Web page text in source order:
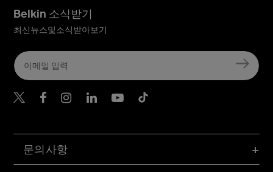
문의사항
Belkin 소식받기
최신뉴스및소식받아보기
Belkin Twitter